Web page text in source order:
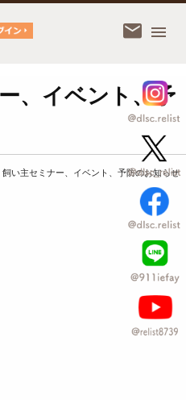
、イベント、予
飼い主セミナー、イベント、予防のお知らせ